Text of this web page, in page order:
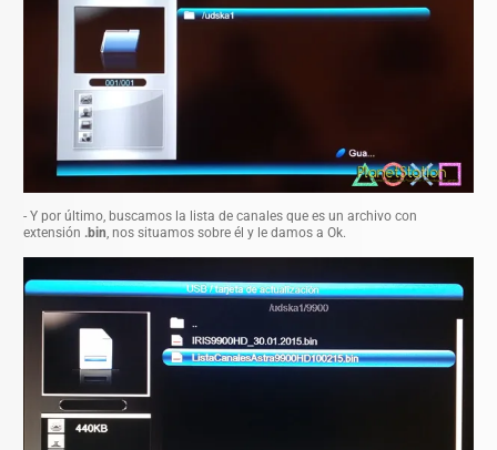
- Y por último, buscamos la lista de canales que es un archivo con
extensión .bin, nos situamos sobre él y le damos a Ok.